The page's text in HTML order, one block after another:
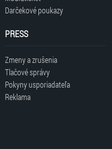
Darčekové poukazy
PRESS
Zmeny a zrušenia
Tlačové správy
Pokyny usporiadateľa
Reklama